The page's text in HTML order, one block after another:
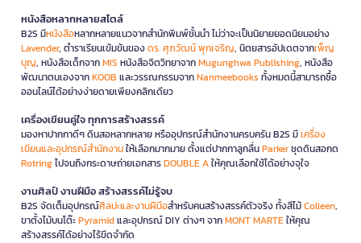
หนังสือหลากหลายสไตล์
B2S มีหนังสือหลากหลายแนวจากสำนักพิมพ์ชั้นนำ ไม่ว่าจะเป็นนิยายยอดนิยมอย่าง
Lavender, ตำราเรียนเข้มข้นของดร. ศุภวัฒน์ พุกเจริญ, นิตยสารอัปเดตจากเพ็ญ
บุญ, หนังสือเด็กจากMIS หนังสือจิตวิทยาจากMugunghwa Publishing, หนังสือ
พัฒนาตนเองจากKOOB และวรรณกรรมจากNanmeebooks ทั้งหมดนี้สามารถซื้อ
ออนไลน์ได้อย่างง่ายดายเพียงคลิกเดียว
เครื่องเขียนคู่ใจ ทุกการสร้างสรรค์
มองหาปากกาดีๆ ดินสอหลากหลาย หรืออุปกรณ์สำนักงานครบครัน B2S มีเครื่อง
เขียนและอุปกรณ์สำนักงานให้เลือกมากมาย ตั้งแต่ปากกาลูกลื่นParkerชุดดินสอกด
Rotringไปจนถึงกระดาษถ่ายเอกสารDOUBLE Aให้คุณเลือกใช้ได้อย่างจุใจ
งานศิลป์ งานฝีมือ สร้างสรรค์ไม่รู้จบ
B2S จัดเต็มอุปกรณ์ศิลปะและงานฝีมือสำหรับคนสร้างสรรค์ตัวจริง ทั้งสีไม้Colleen,
ขาตั้งไม้บนโต๊ะPyramidและอุปกรณ์ DIY ต่างๆ จากMONT MARTEให้คุณ
สร้างสรรค์ได้อย่างไร้ขีดจำกัด